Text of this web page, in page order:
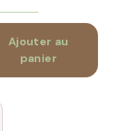
Ajouter au
panier